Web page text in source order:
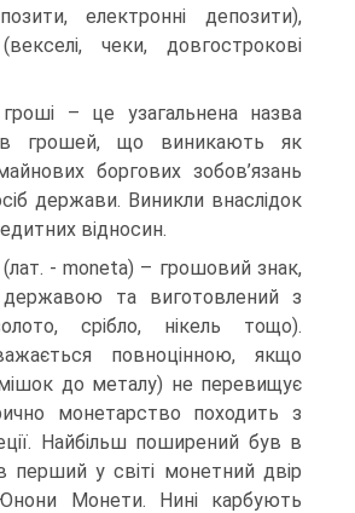
електронні депозити),
чеки, довгострокові
гроші – це узагальнена назва
грошей, що виникають як
боргових зобов’язань
держави. Виникли внаслідок
відносин.
- moneta) – грошовий знак,
та виготовлений з
срібло, нікель тощо).
повноцінною, якщо
до металу) не перевищує
монетарство походить з
Найбільш поширений був в
перший у світі монетний двір
Монети. Нині карбують